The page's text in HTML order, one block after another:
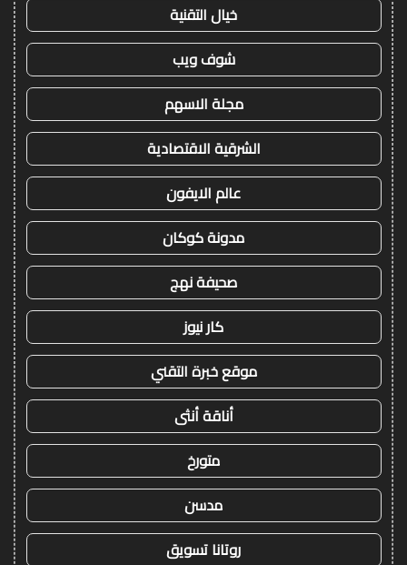
خيال التقنية
شوف ويب
مجلة الاسهم
الشرقية الاقتصادية
عالم الايفون
مدونة كوكان
صحيفة نهج
كار نيوز
موقع خبرة التقني
أناقة أنثى
متورخ
مدسن
روتانا تسويق